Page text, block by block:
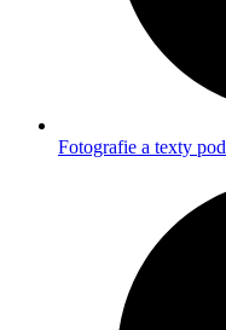
Fotografie a texty